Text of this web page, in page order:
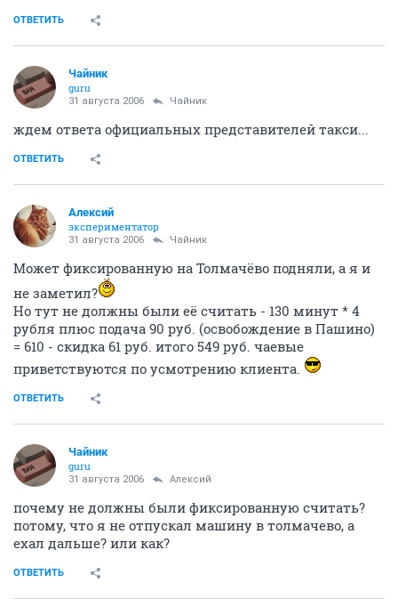
ОТВЕТИТЬ
Чайник
guru
31 августа 2006 Чайник
ждем ответа официальных представителей такси...
ОТВЕТИТЬ
Алексий
экспериментатор
31 августа 2006 Чайник
Может фиксированную на Толмачёво подняли, а я и
не заметил?
Но тут не должны были её считать - 130 минут * 4
рубля плюс подача 90 руб. (освобождение в Пашино)
= 610 - скидка 61 руб. итого 549 руб. чаевые
приветствуются по усмотрению клиента.
ОТВЕТИТЬ
Чайник
guru
31 августа 2006 Алексий
почему не должны были фиксированную считать?
потому, что я не отпускал машину в толмачево, а
ехал дальше? или как?
ОТВЕТИТЬ